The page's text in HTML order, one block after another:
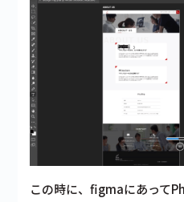
この時に、figmaにあって